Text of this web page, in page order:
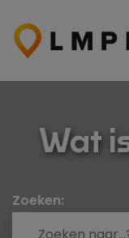
naar
inhoud
Wat
Zoeken: